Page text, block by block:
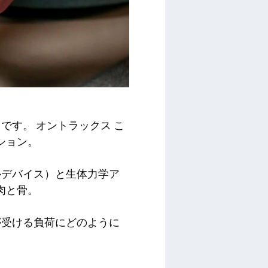
す。 オントラックス こ
ン。
バイス）と生体力学ア
骨。
ける負荷にどのように